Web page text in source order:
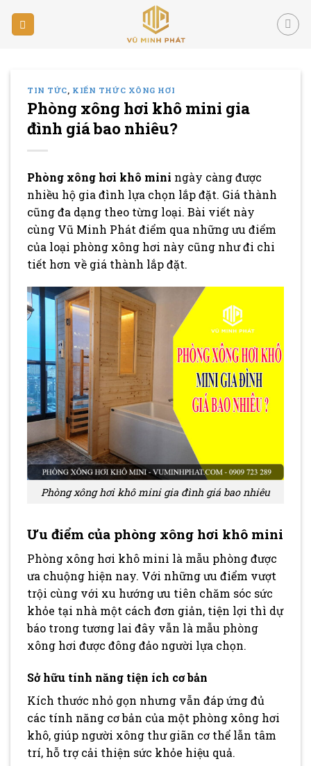
TIN TỨC, KIẾN THỨC XÔNG HƠI
Phòng xông hơi khô mini gia
đình giá bao nhiêu?
Phòng xông hơi khô mini ngày càng được
nhiều hộ gia đình lựa chọn lắp đặt. Giá thành
cũng đa dạng theo từng loại. Bài viết này
cùng Vũ Minh Phát điểm qua những ưu điểm
của loại phòng xông hơi này cũng như đi chi
tiết hơn về giá thành lắp đặt.
Phòng xông hơi khô mini gia đình giá bao nhiêu
Ưu điểm của phòng xông hơi khô mini
Phòng xông hơi khô mini là mẫu phòng được
ưa chuộng hiện nay. Với những ưu điểm vượt
trội cùng với xu hướng ưu tiên chăm sóc sức
khỏe tại nhà một cách đơn giản, tiện lợi thì dự
báo trong tương lai đây vẫn là mẫu phòng
xông hơi được đông đảo người lựa chọn.
Sở hữu tính năng tiện ích cơ bản
Kích thước nhỏ gọn nhưng vẫn đáp ứng đủ
các tính năng cơ bản của một phòng xông hơi
khô, giúp người xông thư giãn cơ thể lẫn tâm
trí, hỗ trợ cải thiện sức khỏe hiệu quả.